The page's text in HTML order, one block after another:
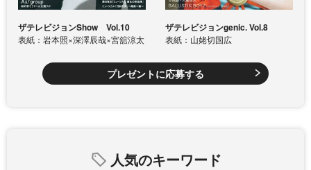
ザテレビジョンShow Vol.10
表紙：岩本照×深澤辰哉×宮舘涼太
ザテレビジョンgenic. Vol.8
表紙：山姥切国広
プレゼントに応募する
人気のキーワード